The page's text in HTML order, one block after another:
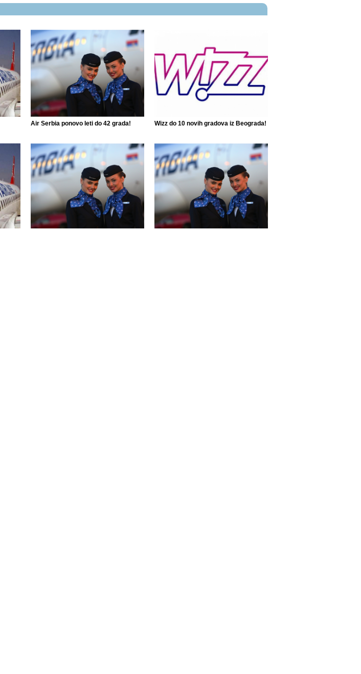
Air Serbia ponovo leti do 42 grada! Wizz do 10 novih gradova iz Beograda!